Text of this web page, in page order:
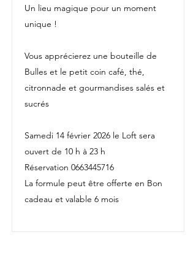
Un lieu magique pour un moment
unique !
Vous apprécierez une bouteille de
Bulles et le petit coin café, thé,
citronnade et gourmandises salés et
sucrés
Samedi 14 février 2026 le Loft sera
ouvert de 10 h à 23 h
Réservation 0663445716
La formule peut être offerte en Bon
cadeau et valable 6 mois